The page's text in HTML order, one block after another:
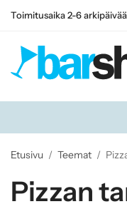
Toimitusaika 2-6
Etusivu / Teemat /
Pizzan